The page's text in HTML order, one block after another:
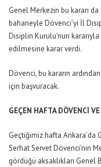
Genel Merkezin bu kararı da
bahaneyle Dövenci’yi İl
Disiplin Kurulu’nun
edilmesine karar verdi.
Dövenci, bu kararın
için başvuracak.
GEÇEN HAFTA DÖVENCİ
Geçtiğimiz hafta Ankara’da
Serhat Servet Dövenci’nin
gördüğü aksaklıkları Genel